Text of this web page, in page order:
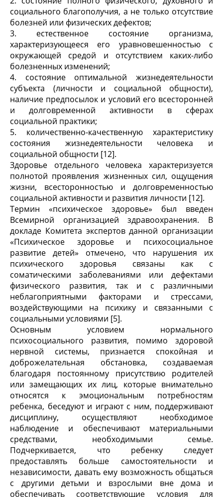
социального благополучия, а не только отсутствие
болезней или физических дефектов;
3. естественное состояние организма,
характеризующееся его уравновешенностью с
окружающей средой и отсутствием каких-либо
болезненных изменений;
4. состояние оптимальной жизнедеятельности
субъекта (личности и социальной общности),
наличие предпосылок и условий его всесторонней
и долговременной активности в сферах
социальной практики;
5. количественно-качественную характеристику
состояния жизнедеятельности человека и
социальной общности [12].
Здоровье отдельного человека характеризуется
полнотой проявления жизненных сил, ощущения
жизни, всесторонностью и долговременностью
социальной активности и развития личности [12].
Термин «психическое здоровье» был введен
Всемирной организацией здравоохранения. В
докладе Комитета экспертов данной организации
«Психическое здоровье и психосоциальное
развитие детей» отмечено, что нарушения их
психического здоровья связаны как с
соматическими заболеваниями или дефектами
физического развития, так и с различными
неблагоприятными факторами и стрессами,
воздействующими на психику и связанными с
социальными условиями [5].
Основным условием нормального
психосоциального развития, помимо здоровой
нервной системы, признается спокойная и
доброжелательная обстановка, создаваемая
благодаря постоянному присутствию родителей
или замещающих их лиц, которые внимательно
относятся к эмоциональным потребностям
ребенка, беседуют и играют с ним, поддерживают
дисциплину, осуществляют необходимое
наблюдение и обеспечивают материальными
средствами, необходимыми семье.
Подчеркивается, что ребенку следует
предоставлять больше самостоятельности и
независимости, давать ему возможность общаться
с другими детьми и взрослыми вне дома и
обеспечивать соответствующие условия для